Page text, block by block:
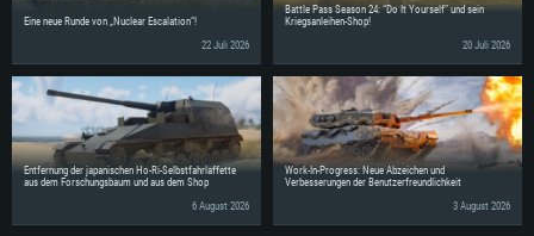
Eine neue Runde von „Nuclear Escalation“!
22 Juli 2026
Battle Pass Season 24: “Do It Yourself” und sein
Kriegsanleihen-Shop!
20 Juli 2026
Entfernung der japanischen Ho-Ri-Selbstfahrlaffette
aus dem Forschungsbaum und aus dem Shop
6 August 2026
Work-In-Progress: Neue Abzeichen und
Verbesserungen der Benutzerfreundlichkeit
3 August 2026